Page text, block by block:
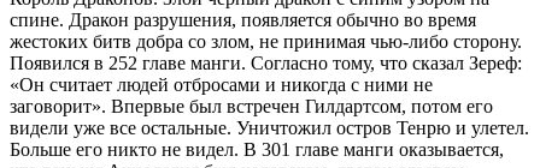
спине. Дракон разрушения, появляется обычно во время
жестоких битв добра со злом, не принимая чью-либо сторону.
Появился в 252 главе манги. Согласно тому, что сказал Зереф:
«Он считает людей отбросами и никогда с ними не
заговорит». Впервые был встречен Гилдартсом, потом его
видели уже все остальные. Уничтожил остров Тенрю и улетел.
Больше его никто не видел. В 301 главе манги оказывается,